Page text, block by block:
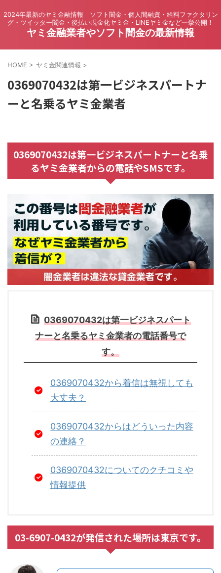
2024年最新のヤミ金融情報 ソフト闇金・個人間融資・給料ファクタリン
グ・ツイッター闇金・後払い現金化ヤミ金・LINEヤミ金など一挙公開！
ヤミ金融業者やソフト闇金の最新情報
HOME > ヤミ金関連情報 >
0369070432は第一ビジネスパートナ
ーと名乗るヤミ金業者
0369070432は第一ビジネスパートナーと名乗
るヤミ金業者からの電話やSMSです。
0369070432は第一ビジネスパート
ナーと名乗るヤミ金業者の電話番号で
す。
0369070432から着信は無視しても
大丈夫？
0369070432からはどういった内容
の連絡？
0369070432についてのクチコミや
情報提供
03-6907-0432が発信された場所は東京です。